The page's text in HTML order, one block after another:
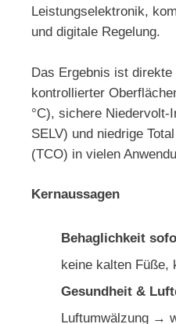
Leistungselektronik,
und digitale Regelung.
Das Ergebnis ist
kontrollierter
°C), sichere Niedervolt-
SELV) und niedrige
(TCO) in vielen
Kernaussagen
Behaglichkeit
keine kalten Füße,
Gesundheit &
Luftumwälzung →